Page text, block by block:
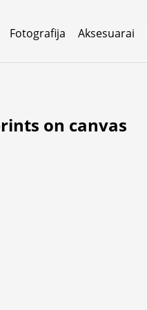
Fotografija Aksesuarai
on canvas